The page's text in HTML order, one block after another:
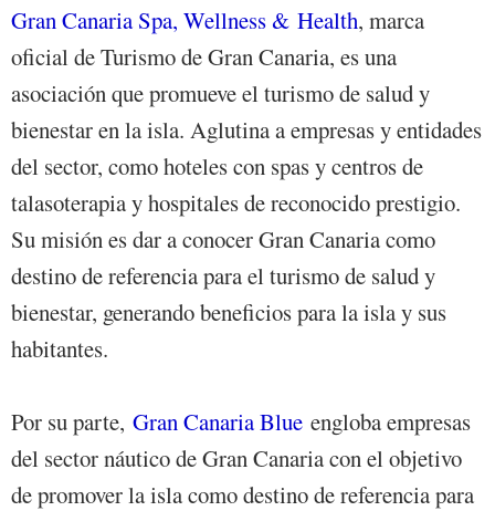
Gran Canaria Spa, Wellness & Health, marca
oficial de Turismo de Gran Canaria, es una
asociación que promueve el turismo de salud y
bienestar en la isla. Aglutina a empresas y entidades
del sector, como hoteles con spas y centros de
talasoterapia y hospitales de reconocido prestigio.
Su misión es dar a conocer Gran Canaria como
destino de referencia para el turismo de salud y
bienestar, generando beneficios para la isla y sus
habitantes.
Por su parte, Gran Canaria Blue engloba empresas
del sector náutico de Gran Canaria con el objetivo
de promover la isla como destino de referencia para